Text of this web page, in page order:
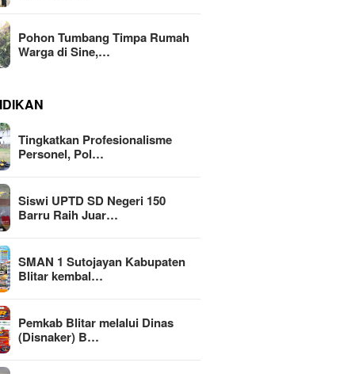
Pohon Tumbang Timpa Rumah
Warga di Sine,…
Tingkatkan Profesionalisme
Personel, Pol…
Siswi UPTD SD Negeri 150
Barru Raih Juar…
SMAN 1 Sutojayan Kabupaten
Blitar kembal…
Pemkab Blitar melalui Dinas
(Disnaker) B…